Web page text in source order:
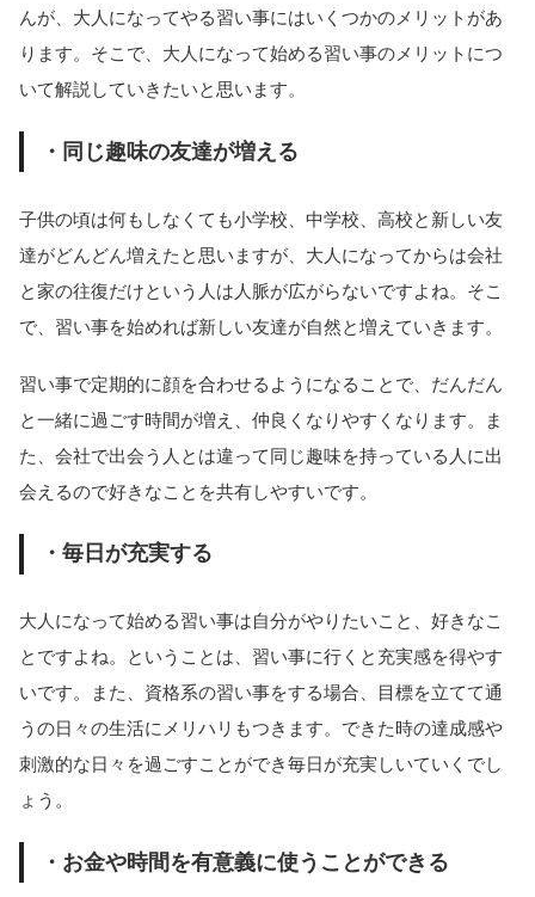
んが、大人になってやる習い事にはいくつかのメリットがあ
ります。そこで、大人になって始める習い事のメリットにつ
いて解説していきたいと思います。
・同じ趣味の友達が増える
子供の頃は何もしなくても小学校、中学校、高校と新しい友
達がどんどん増えたと思いますが、大人になってからは会社
と家の往復だけという人は人脈が広がらないですよね。そこ
で、習い事を始めれば新しい友達が自然と増えていきます。
習い事で定期的に顔を合わせるようになることで、だんだん
と一緒に過ごす時間が増え、仲良くなりやすくなります。ま
た、会社で出会う人とは違って同じ趣味を持っている人に出
会えるので好きなことを共有しやすいです。
・毎日が充実する
大人になって始める習い事は自分がやりたいこと、好きなこ
とですよね。ということは、習い事に行くと充実感を得やす
いです。また、資格系の習い事をする場合、目標を立てて通
うの日々の生活にメリハリもつきます。できた時の達成感や
刺激的な日々を過ごすことができ毎日が充実しいていくでし
ょう。
・お金や時間を有意義に使うことができる